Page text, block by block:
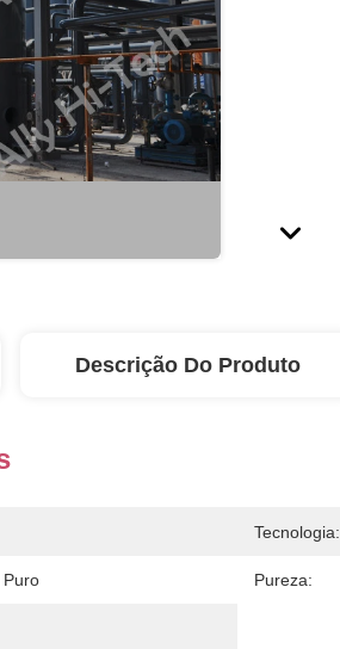
Descrição Do Produto
Tecnologia:
Puro Pureza: